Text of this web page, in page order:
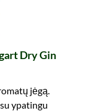
Dry Gin
jėgą.
ypatingu